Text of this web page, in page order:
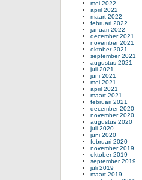
mei 2022
april 2022
maart 2022
februari 2022
januari 2022
december 2021
november 2021
oktober 2021
september 2021
augustus 2021
juli 2021
juni 2021
mei 2021
april 2021
maart 2021
februari 2021
december 2020
november 2020
augustus 2020
juli 2020
juni 2020
februari 2020
november 2019
oktober 2019
september 2019
juli 2019
maart 2019